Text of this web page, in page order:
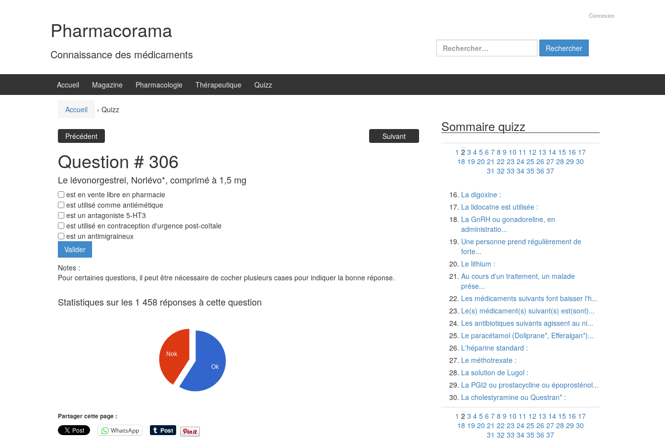
Pharmacorama
Connaissance des médicaments
Connexion
Rechercher :
Accueil Magazine Pharmacologie Thérapeutique Quizz
Accueil › Quizz
Précédent Suivant
Question # 306
Le lévonorgestrel, Norlévo*, comprimé à 1,5 mg
est en vente libre en pharmacie
est utilisé comme antiémétique
est un antagoniste 5-HT3
est utilisé en contraception d'urgence post-coïtale
est un antimigraineux
Notes :
Pour certaines questions, il peut être nécessaire de cocher plusieurs cases pour indiquer la bonne réponse.
Statistiques sur les 1 458 réponses à cette question
Nok
Ok
Partager cette page :
WhatsApp
Sommaire quizz
1 2 3 4 5 6 7 8 9 10 11 12 13 14 15 16 17
18 19 20 21 22 23 24 25 26 27 28 29 30
31 32 33 34 35 36 37
La digoxine :
La lidocaïne est utilisée :
La GnRH ou gonadoreline, en
administratio...
Une personne prend régulièrement de
forte...
Le lithium :
Au cours d'un traitement, un malade
prése...
Les médicaments suivants font baisser l'h...
Le(s) médicament(s) suivant(s) est(sont)...
Les antibiotiques suivants agissent au ni...
Le paracétamol (Doliprane*, Efferalgan*)...
L'héparine standard :
Le méthotrexate :
La solution de Lugol :
La PGI2 ou prostacycline ou époprosténol...
La cholestyramine ou Questran* :
1 2 3 4 5 6 7 8 9 10 11 12 13 14 15 16 17
18 19 20 21 22 23 24 25 26 27 28 29 30
31 32 33 34 35 36 37